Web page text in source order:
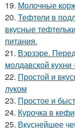
19. Молочные
20. Тефтели в
вкусные
питания.
21. Вэрзэре.
молдавской
22. Простой и
луком
23. Простое и
24. Курочка в
25. Вкуснейшее